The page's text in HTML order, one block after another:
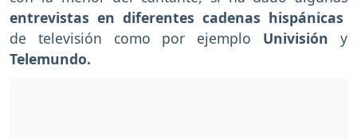
entrevistas en diferentes cadenas hispánicas
de televisión como por ejemplo Univisión y
Telemundo.